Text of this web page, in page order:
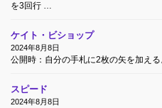
を3回行 …
ケイト・ビショップ
2024年8月8日
公開時：自分の手札に2枚の矢を加える
スピード
2024年8月8日